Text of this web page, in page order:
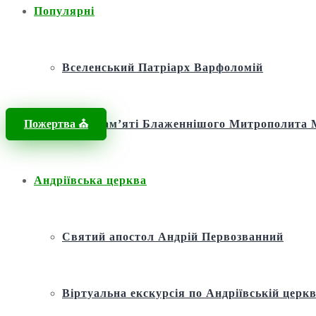
Популярні
Вселенський Патріарх Варфоломій
Фонд пам’яті Блаженнішого
Андріївська церква
Святий апостол Андрій Первозванний
Віртуальна екскурсія по Андріївській
Пожертва ⛪️